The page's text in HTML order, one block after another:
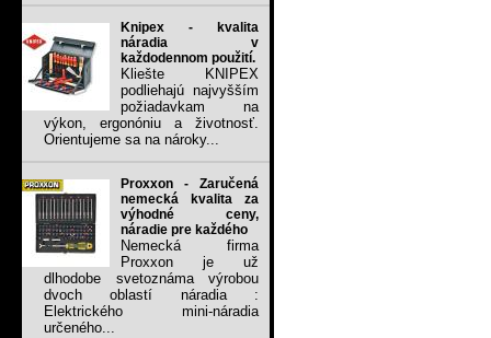
Knipex - kvalita
náradia v
každodennom použití.
Kliešte KNIPEX
podliehajú najvyšším
požiadavkam na
výkon, ergonóniu a životnosť.
Orientujeme sa na nároky...
Proxxon - Zaručená
nemecká kvalita za
výhodné ceny,
náradie pre každého
Nemecká firma
Proxxon je už
dlhodobe svetoznáma výrobou
dvoch oblastí náradia :
Elektrického mini-náradia
určeného...